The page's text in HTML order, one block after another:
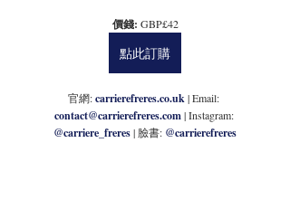
價錢: GBP£42
點此訂購
官網: carrierefreres.co.uk | Email:
contact@carrierefreres.com | Instagram:
@carriere_freres| 臉書: @carrierefreres